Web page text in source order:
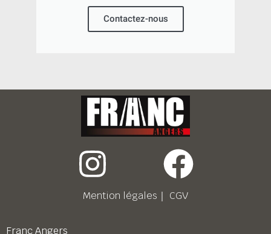
Contactez-nous
Mention légales ｜ CGV
Franc Angers